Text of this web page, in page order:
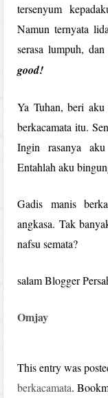
tersenyum
Namun ternyata
serasa lumpuh,
good!
Ya Tuhan, beri
berkacamata itu.
Ingin rasanya
Entahlah aku
Gadis manis
angkasa. Tak
nafsu semata?
salam Blogger
Omjay
This entry was
berkacamata.